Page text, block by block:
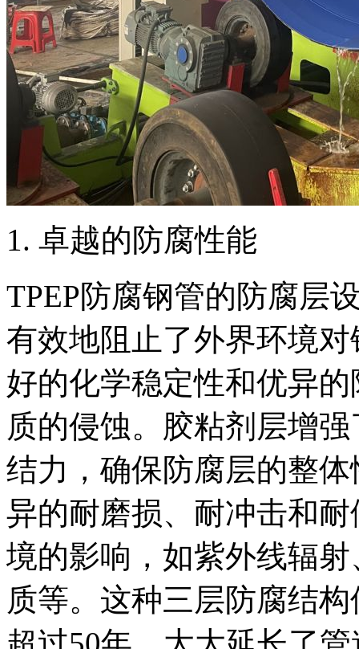
‌1. 卓越的防腐性能‌
TPEP防腐钢管的防腐层
有效地阻止了外界环境
好的化学稳定性和优异
质的侵蚀。胶粘剂层增
结力，确保防腐层的整
异的耐磨损、耐冲击和
境的影响，如紫外线辐
质等。这种三层防腐结